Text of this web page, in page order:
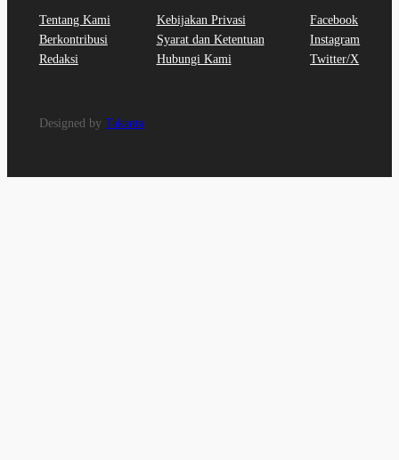
Tentang Kami
Berkontribusi
Redaksi
Kebijakan Privasi
Syarat dan Ketentuan
Hubungi Kami
Facebook
Instagram
Twitter/X
Designed by Takanta